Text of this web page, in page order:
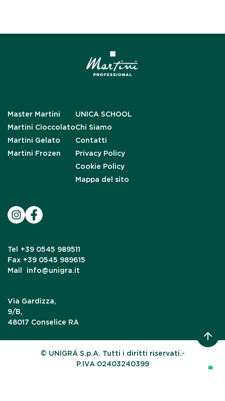
Master Martini
Martini Cioccolato
Martini Gelato
Martini Frozen
UNICA SCHOOL
Chi Siamo
Contatti
Privacy Policy
Cookie Policy
Mappa del sito
Tel
+39 0545 989511
Fax +39 0545 989615
Mail
info@unigra.it
Via Gardizza,
9/B,
48017 Conselice RA
© UNIGRÁ S.p.A. Tutti i diritti riservati.-
P.IVA 02403240399